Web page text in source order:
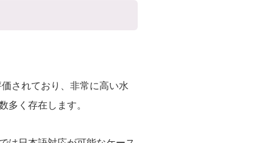
されており、非常に高い水
く存在します。